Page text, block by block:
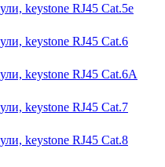
keystone RJ45 Cat.5e
keystone RJ45 Cat.6
keystone RJ45 Cat.6A
keystone RJ45 Cat.7
keystone RJ45 Cat.8